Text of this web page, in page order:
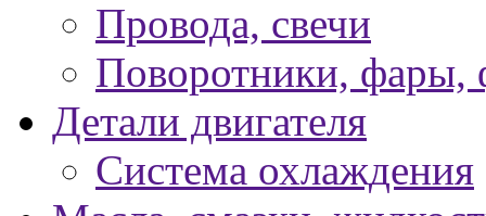
Провода, свечи
Поворотники, фары,
Детали двигателя
Система охлаждения